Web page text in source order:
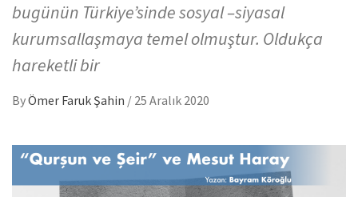
bugünün Türkiye’sinde sosyal –siyasal
kurumsallaşmaya temel olmuştur. Oldukça
hareketli bir
ByÖmer Faruk Şahin / 25 Aralık 2020